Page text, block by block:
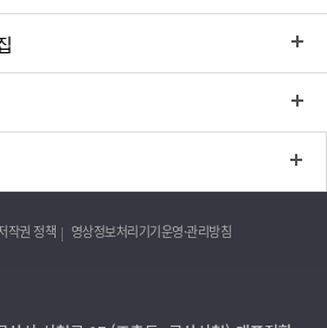
작권 정책 영상정보처리기기운영·관리방침